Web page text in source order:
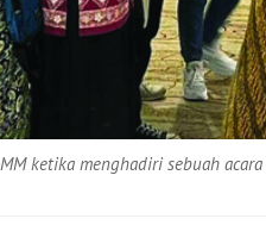
ketika menghadiri sebuah